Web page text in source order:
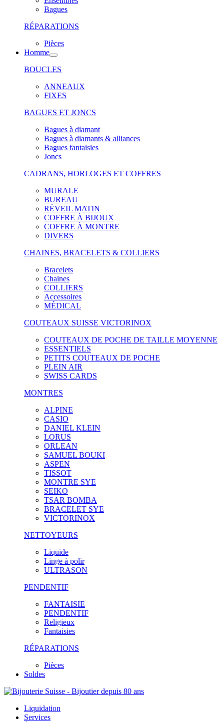
Bagues
RÉPARATIONS
Pièces
Homme
BOUCLES
ANNEAUX
FIXES
BAGUES ET JONCS
Bagues à diamant
Bagues à diamants & alliances
Bagues fantaisies
Joncs
CADRANS, HORLOGES ET COFFRES
MURALE
BUREAU
RÉVEIL MATIN
COFFRE À BIJOUX
COFFRE À MONTRE
DIVERS
CHAINES, BRACELETS & COLLIERS
Bracelets
Chaines
COLLIERS
Accessoires
MÉDICAL
COUTEAUX SUISSE VICTORINOX
COUTEAUX DE POCHE DE TAILLE MOYENNE
ESSENTIELS
PETITS COUTEAUX DE POCHE
PLEIN AIR
SWISS CARDS
MONTRES
ALPINE
CASIO
DANIEL KLEIN
LORUS
ORLEAN
SAMUEL BOUKI
ASPEN
TISSOT
MONTRE SYE
SEIKO
TSAR BOMBA
BRACELET SYE
VICTORINOX
NETTOYEURS
Liquide
Linge à polir
ULTRASON
PENDENTIF
FANTAISIE
PENDENTIF
Religieux
Fantaisies
RÉPARATIONS
Pièces
Soldes
Liquidation
Services